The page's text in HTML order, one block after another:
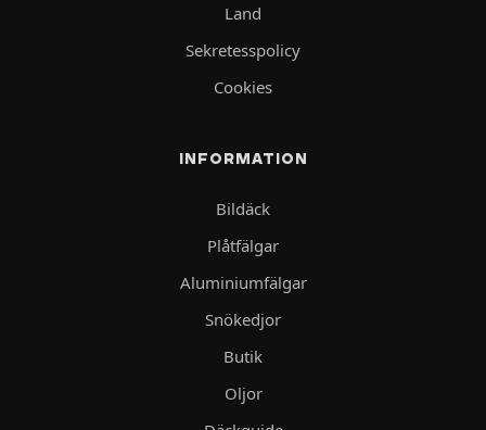
Land
Sekretesspolicy
Cookies
INFORMATION
Bildäck
Plåtfälgar
Aluminiumfälgar
Snökedjor
Butik
Oljor